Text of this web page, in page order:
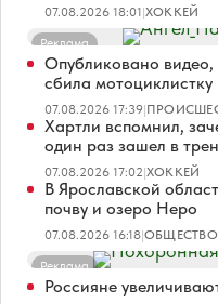
07.08.2026 18:01|ХОККЕЙ
Реклама
Опубликовано видео,
сбила мотоциклистку
07.08.2026 17:39|
Хартли вспомнил,
один раз зашел в
07.08.2026 17:02|ХОККЕЙ
В Ярославской
почву и озеро Неро
07.08.2026 16:18|ОБЩЕСТВО
Реклама
Россияне